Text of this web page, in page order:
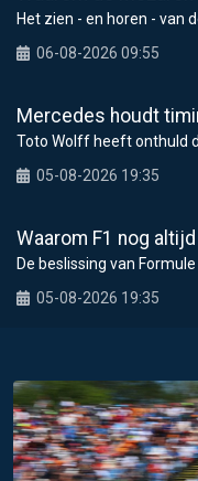
Het zien - en horen - van
06-08-2026 09:55
Toto Wolff heeft onthuld
05-08-2026 19:35
De beslissing van
05-08-2026 19:35